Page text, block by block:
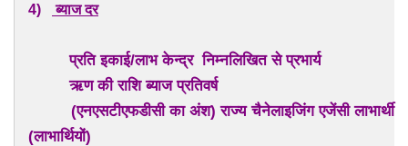
4) ब्याज दर
प्रति इकाई/लाभ केन्द्र निम्नलिखित से प्रभार्य
ऋण की राशि ब्याज प्रतिवर्ष
(एनएसटीएफडीसी का अंश) राज्य चैनेलाइजिंग एजेंसी लाभार्थी
(लाभार्थियों)